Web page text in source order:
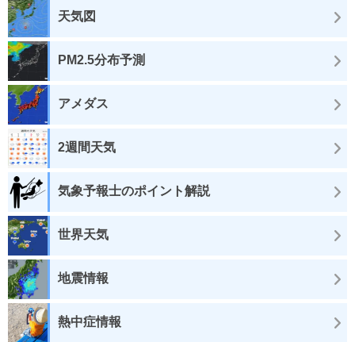
天気図
PM2.5分布予測
アメダス
2週間天気
気象予報士のポイント解説
世界天気
地震情報
熱中症情報